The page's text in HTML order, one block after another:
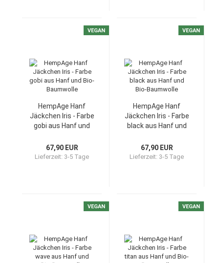
VEGAN
HempAge Hanf
Jäckchen Iris - Farbe
gobi aus Hanf und
67,90 EUR
Lieferzeit: 3-5 Tage
VEGAN
HempAge Hanf
Jäckchen Iris - Farbe
black aus Hanf und
67,90 EUR
Lieferzeit: 3-5 Tage
VEGAN VEGAN